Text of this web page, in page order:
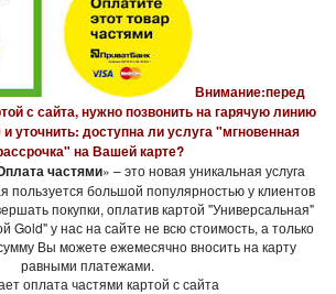
Внимание:перед
с сайта, нужно позвонить на гарячую линию
уточнить: доступна ли услуга "мгновенная
на Вашей карте?
частями» – это новая уникальная услуга
пользуется большой популярностью у клиентов
покупки, оплатив картой "Универсальная"
Gold" у нас на сайте не всю стоимость, а только
Вы можете ежемесячно вносить на карту
равными платежами.
оплата частями картой с сайта